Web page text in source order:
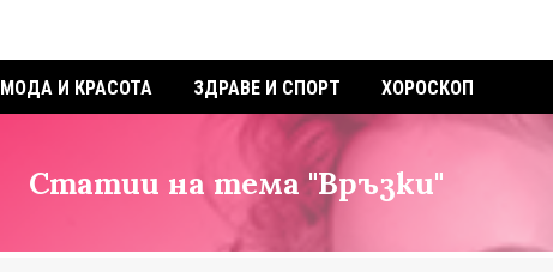
МОДА И КРАСОТА ЗДРАВЕ И СПОРТ ХОРОСКОП
Статии на тема "Връзки"